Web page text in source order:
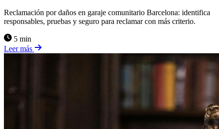
Reclamación por daños en garaje comunitario Barcelona: identifica
responsables, pruebas y seguro para reclamar con más criterio.
5 min
Leer más